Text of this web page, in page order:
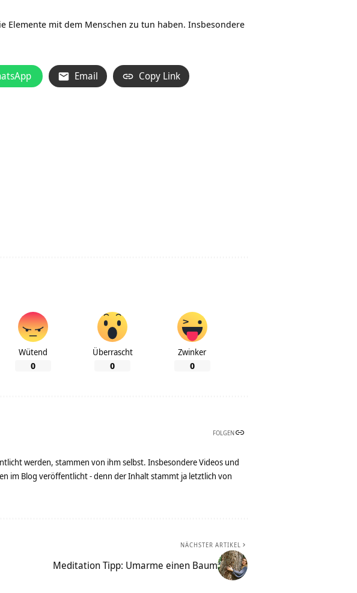
Elemente mit dem Menschen zu tun haben. Insbesondere
Email Copy Link
Wütend
0
Überrascht
0
Zwinker
0
FOLGEN
werden, stammen von ihm selbst. Insbesondere Videos und
im Blog veröffentlicht - denn der Inhalt stammt ja letztlich von
NÄCHSTER ARTIKEL
Meditation Tipp: Umarme einen Baum